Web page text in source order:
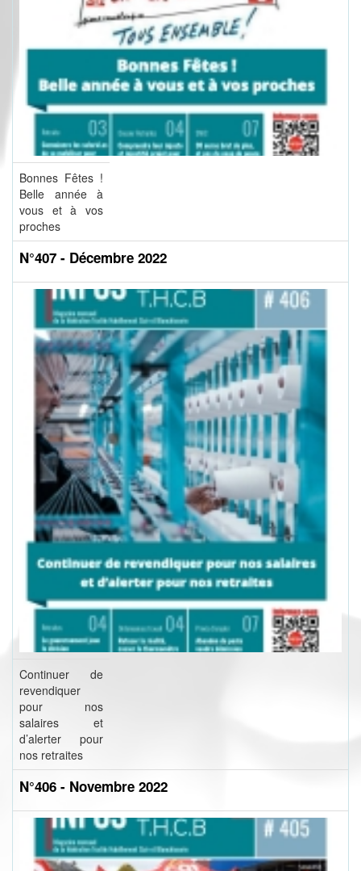
Bonnes Fêtes !
Belle année à
vous et à vos
proches
N°407 - Décembre 2022
Continuer de
revendiquer
pour nos
salaires et
d’alerter pour
nos retraites
N°406 - Novembre 2022